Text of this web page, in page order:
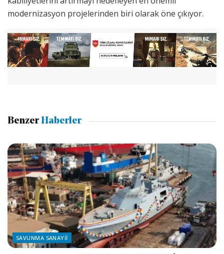
modernizasyon projelerinden biri olarak öne çıkıyor.
Benzer Haberler
SAVUNMA SANAYII